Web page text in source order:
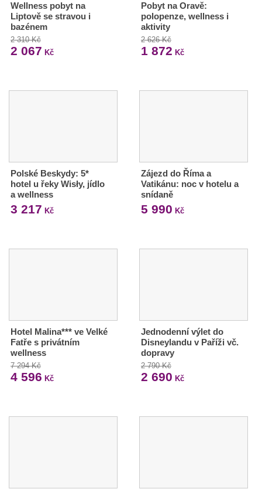
Wellness pobyt na
Liptově se stravou i
bazénem
2 310 Kč
2 067 Kč
Pobyt na Oravě:
polopenze, wellness i
aktivity
2 626 Kč
1 872 Kč
Polské Beskydy: 5*
hotel u řeky Wisły, jídlo
a wellness
3 217 Kč
Zájezd do Říma a
Vatikánu: noc v hotelu a
snídaně
5 990 Kč
Hotel Malina*** ve Velké
Fatře s privátním
wellness
7 294 Kč
4 596 Kč
Jednodenní výlet do
Disneylandu v Paříži vč.
dopravy
2 790 Kč
2 690 Kč